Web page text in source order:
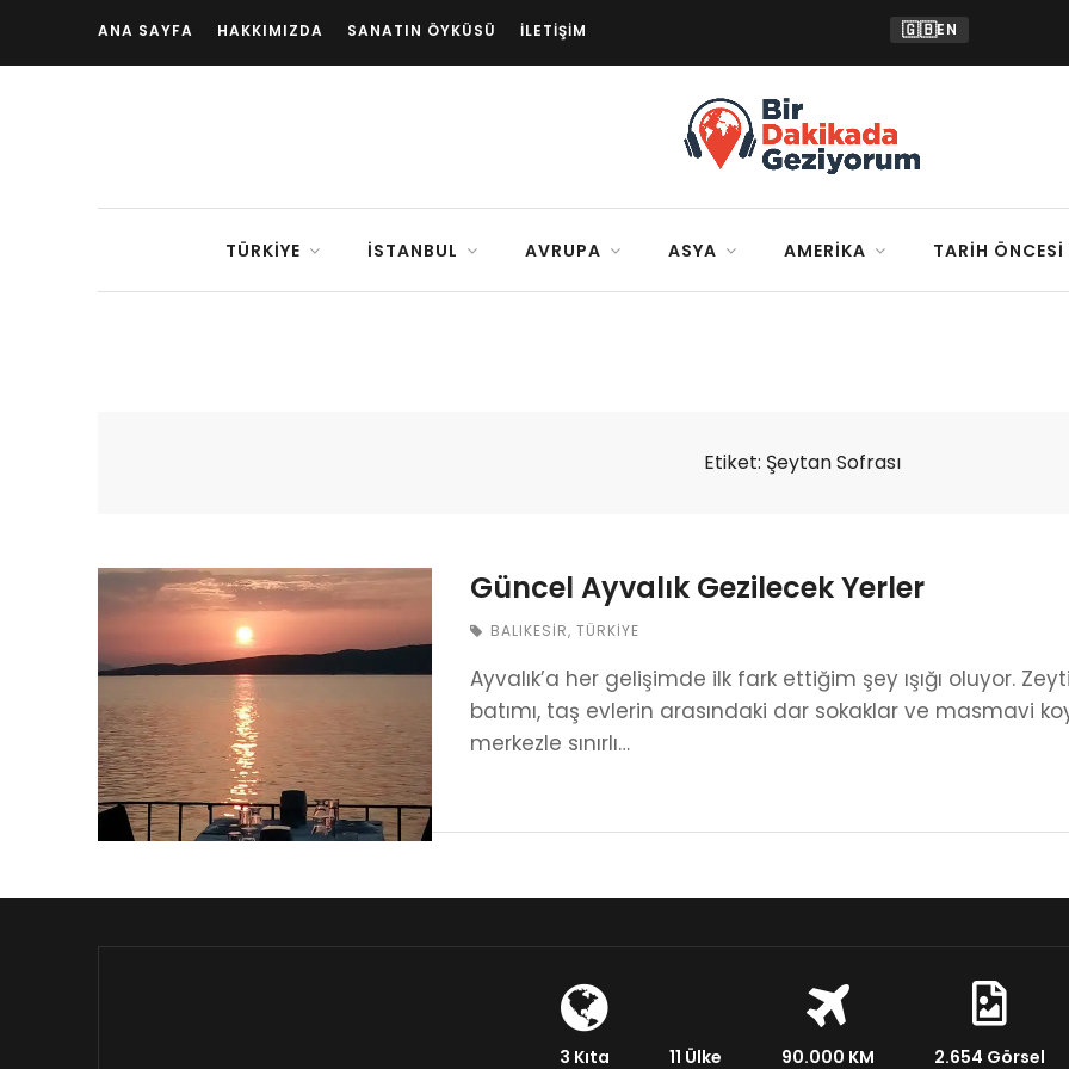
ANA SAYFA HAKKIMIZDA SANATIN ÖYKÜSÜ İLETIŞIM 🇬🇧EN
TÜRKIYE İSTANBUL AVRUPA ASYA AMERIKA TARIH ÖNCESI
Etiket: Şeytan Sofrası
Güncel Ayvalık Gezilecek Yerler
BALIKESIR, TÜRKIYE
Ayvalık’a her gelişimde ilk fark ettiğim şey ışığı oluyor.
batımı, taş evlerin arasındaki dar sokaklar ve masmavi
merkezle sınırlı…
3 Kıta 11 Ülke 90.000 KM 2.654 Görsel